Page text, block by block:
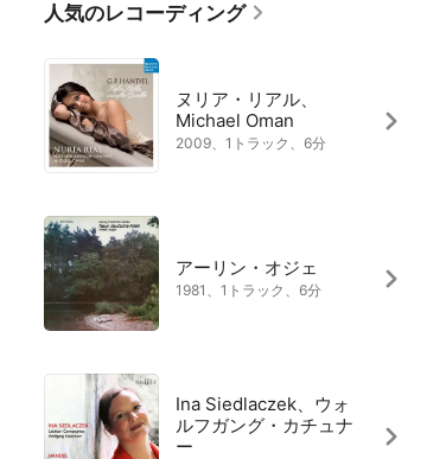
人気のレコーディング
ヌリア・リアル、
Michael Oman
2009、1トラック、6分
アーリン・オジェ
1981、1トラック、6分
Ina Siedlaczek、ウォ
ルフガング・カチュナ
ー